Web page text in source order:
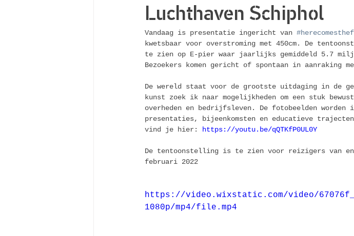
Luchthaven Schiphol
Vandaag is presentatie ingericht van
kwetsbaar voor overstroming met 450cm. De
te zien op E-pier waar jaarlijks gemiddeld 5.7
Bezoekers komen gericht of spontaan in aanraking
De wereld staat voor de grootste uitdaging in de
kunst zoek ik naar mogelijkheden om een stuk
overheden en bedrijfsleven. De fotobeelden
presentaties, bijeenkomsten en educatieve
vind je hier:
https://youtu.be/qQTKfP0UL0Y
De tentoonstelling is te zien voor reizigers van en
februari 2022
https://video.wixstatic.com/video/
1080p/mp4/file.mp4